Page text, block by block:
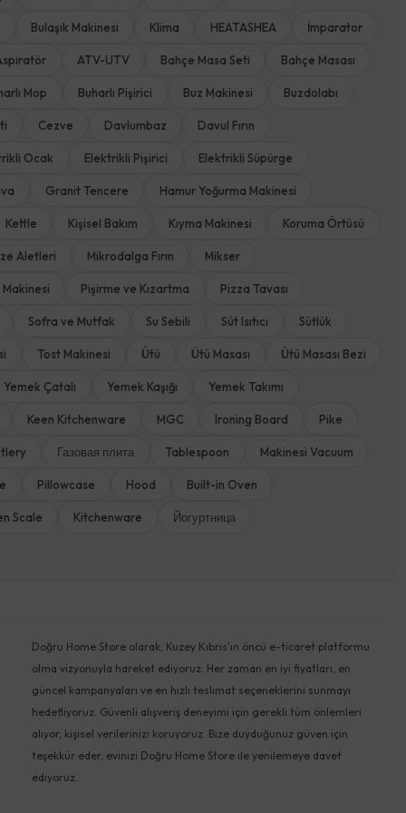
Bulaşık Makinesi Klima HEATASHEA İmparator
ATV-UTV Bahçe Masa Seti Bahçe Masası
Mop Buharlı Pişirici Buz Makinesi Buzdolabı
Cezve Davlumbaz Davul Fırın
Ocak Elektrikli Pişirici Elektrikli Süpürge
Granit Tencere Hamur Yoğurma Makinesi
Kettle Kişisel Bakım Kıyma Makinesi Koruma Örtüsü
Aletleri Mikrodalga Fırın Mikser
Pişirme ve Kızartma Pizza Tavası
Sofra ve Mutfak Su Sebili Süt Isıtıcı Sütlük
Tost Makinesi Ütü Ütü Masası Ütü Masası Bezi
Yemek Çatalı Yemek Kaşığı Yemek Takımı
Keen Kitchenware MGC Ironing Board Pike
Газовая плита Tablespoon Makinesi Vacuum
Pillowcase Hood Built-in Oven
Scale Kitchenware Йогуртница
Doğru Home Store olarak, Kuzey Kıbrıs'ın öncü e-ticaret platformu
olma vizyonuyla hareket ediyoruz. Her zaman en iyi fiyatları, en
güncel kampanyaları ve en hızlı teslimat seçeneklerini sunmayı
hedefliyoruz. Güvenli alışveriş deneyimi için gerekli tüm önlemleri
alıyor, kişisel verilerinizi koruyoruz. Bize duyduğunuz güven için
teşekkür eder, evinizi Doğru Home Store ile yenilemeye davet
ediyoruz.